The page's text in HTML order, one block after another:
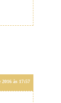
às 17:57